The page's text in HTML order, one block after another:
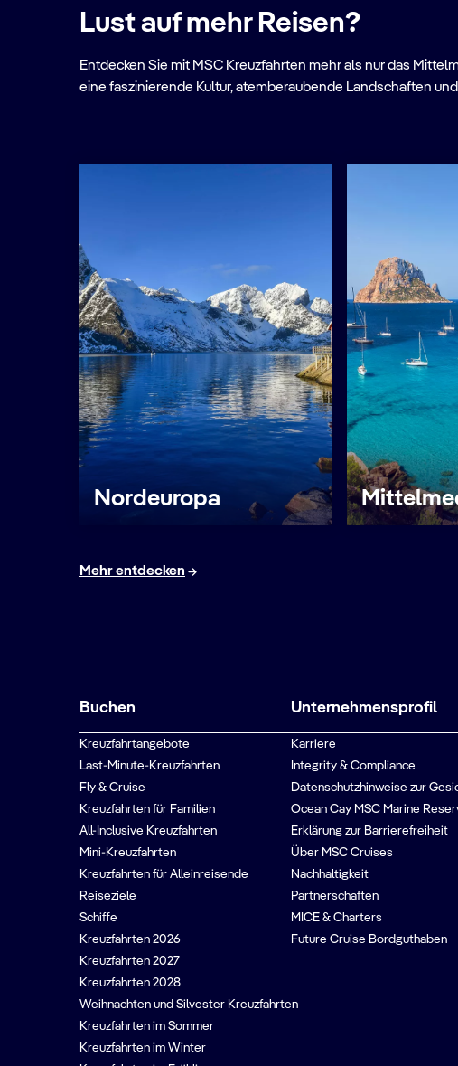
Lust auf mehr Reisen?
Entdecken Sie mit MSC Kreuzfahrten mehr als nur das
eine faszinierende Kultur, atemberaubende Landschaften
Nordeuropa
Mehr entdecken
Buchen
Kreuzfahrtangebote
Last-Minute-Kreuzfahrten
Fly & Cruise
Kreuzfahrten für Familien
All-Inclusive Kreuzfahrten
Mini-Kreuzfahrten
Kreuzfahrten für Alleinreisende
Reiseziele
Schiffe
Kreuzfahrten 2026
Kreuzfahrten 2027
Kreuzfahrten 2028
Weihnachten und Silvester Kreuzfahrten
Kreuzfahrten im Sommer
Kreuzfahrten im Winter
Unternehmensprofil
Karriere
Integrity & Compliance
Datenschutzhinweise zur
Ocean Cay MSC Marine
Erklärung zur Barrierefreiheit
Über MSC Cruises
Nachhaltigkeit
Partnerschaften
MICE & Charters
Future Cruise Bordguthaben